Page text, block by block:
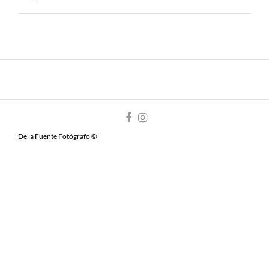
De la Fuente Fotógrafo ©